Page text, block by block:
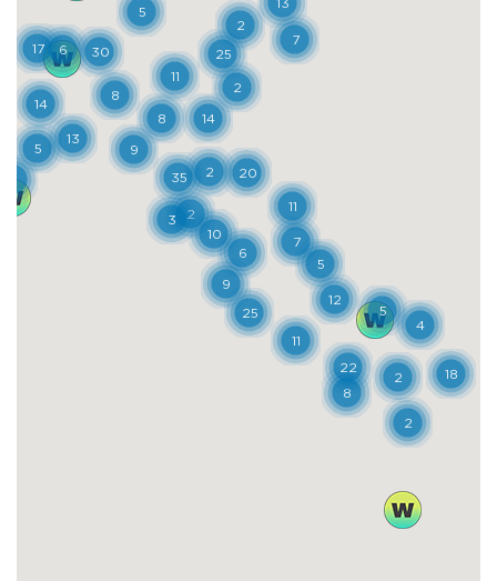
insieme ad altre specialità quali le cancelle,
taralli aromatizzati al finocchio; Pane &
Pace, forno a legna dalla storia secolare,
sforna pane di grano duro, focacce, taralli e
biscotti con le mandorle. Rientrando in
Puglia, a Laterza il panificio Costantino
prepara un pane del peso di uno-quattro
chili, utilizzando farine locali, lievito madre
e forni alimentati con fascine di legna dei
boschi circostanti; da provare anche la
gustosa focaccia cotta “a terra”, ovvero
direttamente sulla base di pietra del forno.
Ma il Sud è anche pasta e così, risalendo
verso Gioia del Colle ecco un pastificio che,
bene interpreta la tradizione di queste